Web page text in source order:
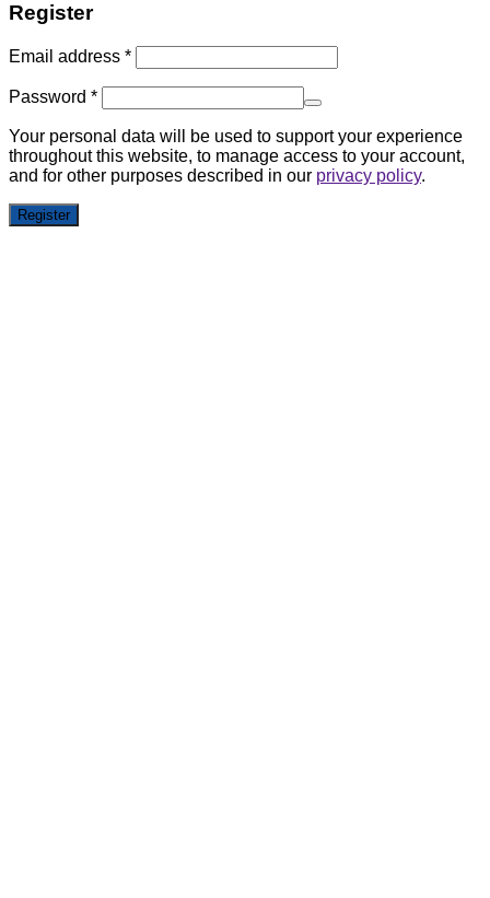
Register
Email address *
Password *
Your personal data will be used to support your experience
throughout this website, to manage access to your account,
and for other purposes described in our privacy policy.
Register